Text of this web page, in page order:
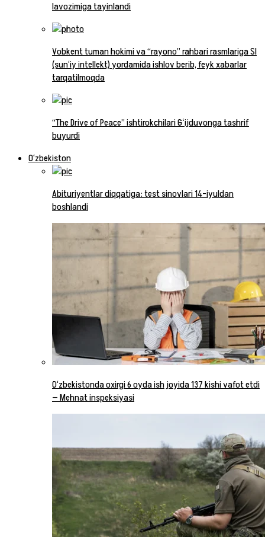
lavozimiga tayinlandi
Vobkent tuman hokimi va “rayono” rahbari rasmlariga SI
(sun‘iy intellekt) yordamida ishlov berib, feyk xabarlar
tarqatilmoqda
“The Drive of Peace” ishtirokchilari Gʻijduvonga tashrif
buyurdi
O‘zbekiston
Abituriyentlar diqqatiga: test sinovlari 14-iyuldan
boshlandi
O‘zbekistonda oxirgi 6 oyda ish joyida 137 kishi vafot etdi
— Mehnat inspeksiyasi